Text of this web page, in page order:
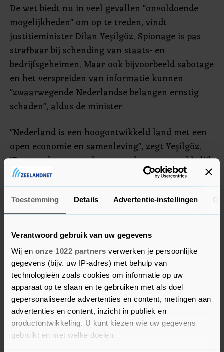
Toestemming Details Advertentie-instellingen
Verantwoord gebruik van uw gegevens
Wij en onze 1022 partners verwerken je persoonlijke
gegevens (bijv. uw IP-adres) met behulp van
technologieën zoals cookies om informatie op uw
apparaat op te slaan en te gebruiken met als doel
gepersonaliseerde advertenties en content, metingen aan
advertenties en content, inzicht in publiek en
productontwikkeling. U kunt kiezen wie uw gegevens
gebruikt en met welke doelen.
De wet biedt nu in veel gevallen "onvoldoende
mogelijkheden" om op te treden, vindt
justitieminister Dilan Yeşilgöz. Spionage is pas
strafbaar bij schending van staats- en
bedrijfsgeheimen. Maar ook bijvoorbeeld sabotage
en het verspreiden van informatie kunnen
"zwaarwegende Nederlandse belangen ernstig
schaden", aldus de minister.
"Nederland is een hoogontwikkeld land met een
open economie en samenleving", zegt Yeşilgöz.
"Dat maakt ons sterk maar ook een aantrekkelijk
doelwit voor buitenlandse overheden en
bedrijven. We moeten de unieke kennis van het
bedrijfsleven, onze onderwijsinstellingen en
kennisinstituten daarom beschermen."